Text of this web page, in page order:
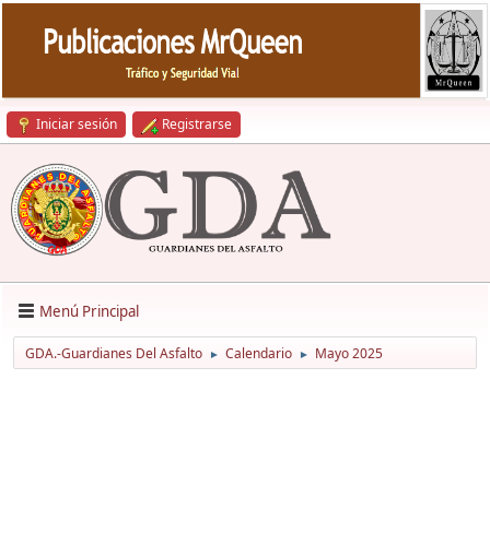
Iniciar sesión Registrarse
Menú Principal
GDA.-Guardianes Del Asfalto ► Calendario ► Mayo 2025